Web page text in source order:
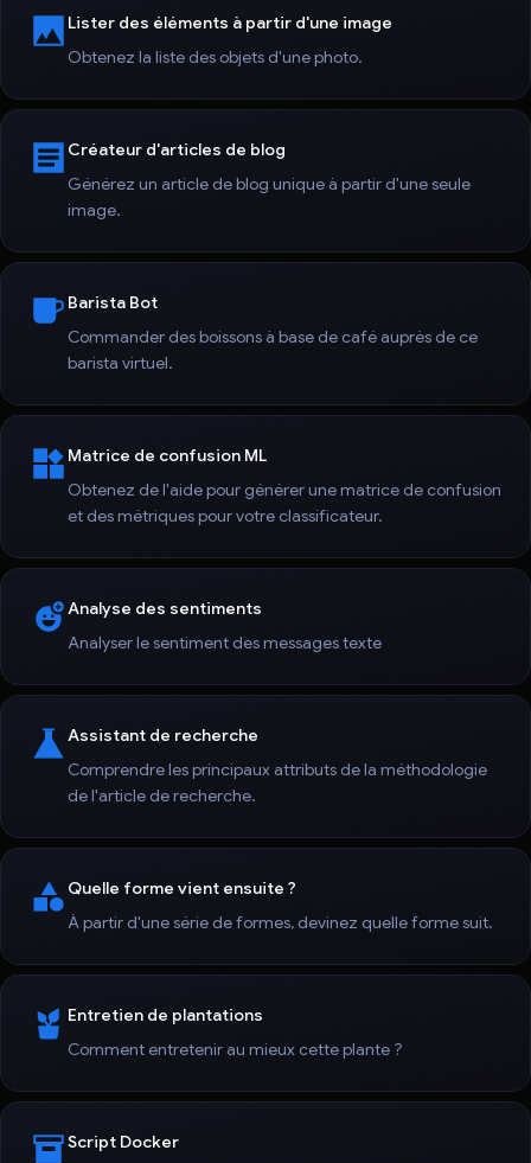
Lister des éléments à partir d'une image
Obtenez la liste des objets d'une photo.
Créateur d'articles de blog
Générez un article de blog unique à partir d'une seule
image.
Barista Bot
Commander des boissons à base de café auprès de ce
barista virtuel.
Matrice de confusion ML
Obtenez de l'aide pour générer une matrice de confusion
et des métriques pour votre classificateur.
Analyse des sentiments
Analyser le sentiment des messages texte
Assistant de recherche
Comprendre les principaux attributs de la méthodologie
de l'article de recherche.
Quelle forme vient ensuite ?
À partir d'une série de formes, devinez quelle forme suit.
Entretien de plantations
Comment entretenir au mieux cette plante ?
Script Docker